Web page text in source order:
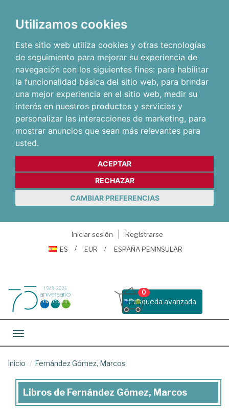
Utilizamos cookies
Este sitio web utiliza cookies y otras tecnologías
de seguimiento para mejorar su experiencia de
navegación con los siguientes fines: para habilitar
la funcionalidad básica del sitio web, para brindar
una mejor experiencia en el sitio web, medir su
interés en nuestros productos y servicios y
personalizar las interacciones de marketing, para
mostrar anuncios que sean más relevantes para
usted.
ACEPTAR
RECHAZAR
CAMBIAR PREFERENCIAS
Iniciar sesión
Registrarse
ES
EUR ESPAÑA PENINSULAR
Busqueda avanzada
0
Toggle navigation
Inicio Fernández Gómez, Marcos
Libros
Libros de Fernández Gómez, Marcos